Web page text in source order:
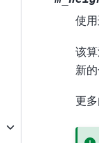
使
该
新
更